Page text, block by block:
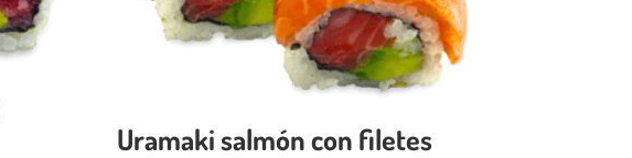
Uramaki salmón con filetes